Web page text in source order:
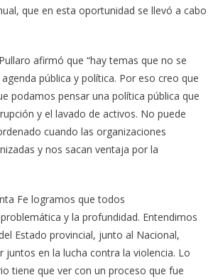
que en esta oportunidad se llevó a cabo
afirmó que “hay temas que no se
pública y política. Por eso creo que
podamos pensar una política pública que
y el lavado de activos. No puede
cuando las organizaciones
y nos sacan ventaja por la
Fe logramos que todos
y la profundidad. Entendimos
Estado provincial, junto al Nacional,
juntos en la lucha contra la violencia. Lo
tiene que ver con un proceso que fue